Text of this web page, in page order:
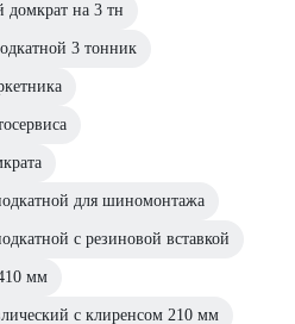
домкрат на 3 тн
3 тонник
для шиномонтажа
с резиновой вставкой
мм
с клиренсом 210 мм